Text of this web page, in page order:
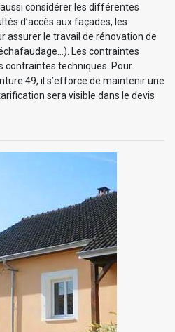
considérer les différentes
d’accès aux façades, les
assurer le travail de rénovation de
Les contraintes
contraintes techniques. Pour
49, il s’efforce de maintenir une
sera visible dans le devis